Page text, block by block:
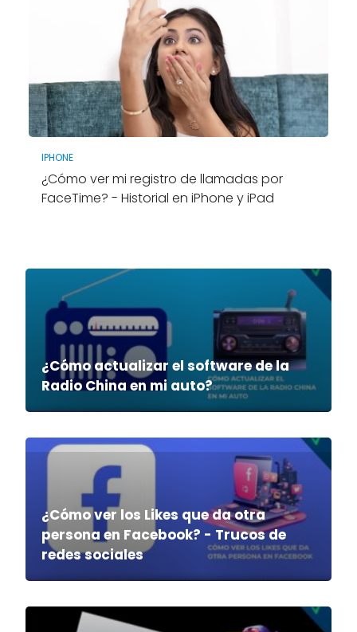
IPHONE
¿Cómo ver mi registro de llamadas por
FaceTime? - Historial en iPhone y iPad
¿Cómo actualizar el software de la
Radio China en mi auto?
¿Cómo ver los Likes que da otra
persona en Facebook? - Trucos de
redes sociales